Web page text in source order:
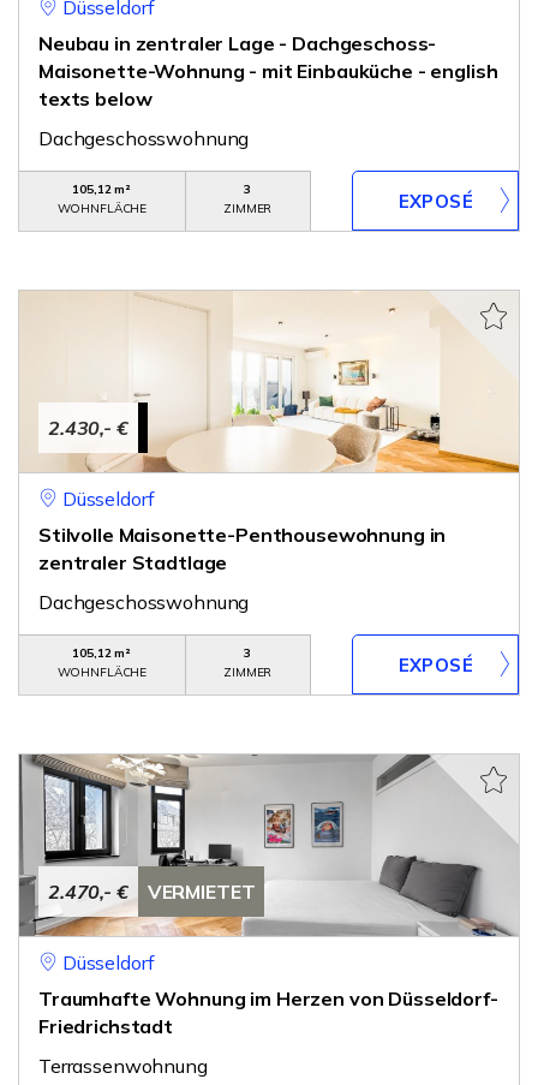
Düsseldorf
Neubau in zentraler Lage - Dachgeschoss-
Maisonette-Wohnung - mit Einbauküche - english
texts below
Dachgeschosswohnung
105,12 m²
WOHNFLÄCHE
3
ZIMMER
2.430,- €
Düsseldorf
Stilvolle Maisonette-Penthousewohnung in
zentraler Stadtlage
Dachgeschosswohnung
105,12 m²
WOHNFLÄCHE
3
ZIMMER
2.470,- € VERMIETET
Düsseldorf
Traumhafte Wohnung im Herzen von Düsseldorf-
Friedrichstadt
Terrassenwohnung